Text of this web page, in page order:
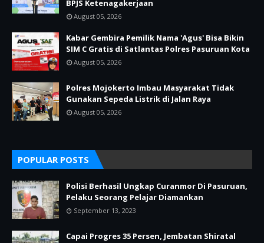
BPJS Ketenagakerjaan
August 05, 2026
Kabar Gembira Pemilik Nama 'Agus' Bisa Bikin
SIM C Gratis di Satlantas Polres Pasuruan Kota
August 05, 2026
Polres Mojokerto Imbau Masyarakat Tidak
Gunakan Sepeda Listrik di Jalan Raya
August 05, 2026
POPULAR POSTS
Polisi Berhasil Ungkap Curanmor Di Pasuruan,
Pelaku Seorang Pelajar Diamankan
September 13, 2023
Capai Progres 35 Persen, Jembatan Shiratal